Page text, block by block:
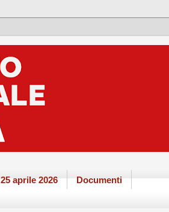
25 aprile 2026
Documenti